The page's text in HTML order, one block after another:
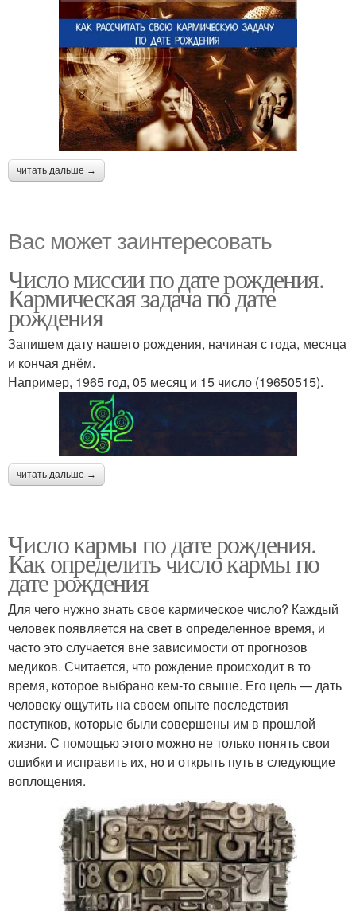
читать дальше →
Вас может заинтересовать
Число миссии по дате рождения.
Кармическая задача по дате
рождения
Запишем дату нашего рождения, начиная с года, месяца
и кончая днём.
Например, 1965 год, 05 месяц и 15 число (19650515).
читать дальше →
Число кармы по дате рождения.
Как определить число кармы по
дате рождения
Для чего нужно знать свое кармическое число? Каждый
человек появляется на свет в определенное время, и
часто это случается вне зависимости от прогнозов
медиков. Считается, что рождение происходит в то
время, которое выбрано кем-то свыше. Его цель — дать
человеку ощутить на своем опыте последствия
поступков, которые были совершены им в прошлой
жизни. С помощью этого можно не только понять свои
ошибки и исправить их, но и открыть путь в следующие
воплощения.